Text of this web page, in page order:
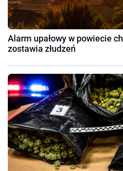
Alarm upałowy w powiecie
zostawia złudzeń